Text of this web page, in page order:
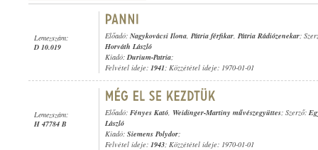
Lemezszám:
D 10.019
Előadó: Nagykovácsi Ilona, Pátria férfikar, Pátria Rádiózenekar;
Horváth László
Kiadó:Durium-Patria;
Felvétel ideje: 1941; Közzététel ideje: 1970-01-01
Lemezszám:
H 47784 B
Előadó: Fényes Kató, Weidinger-Martiny művészegyüttes; Szerző:
László
Kiadó: Siemens Polydor;
Felvétel ideje: 1943; Közzététel ideje: 1970-01-01